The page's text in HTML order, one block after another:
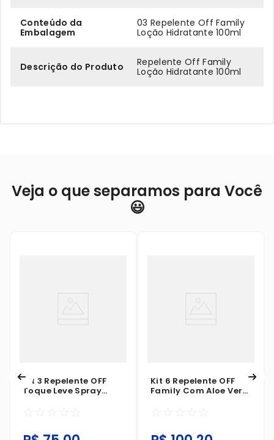
Conteúdo da
Embalagem
03 Repelente Off Family
Loção Hidratante 100ml
Descrição do Produto
Repelente Off Family
Loção Hidratante 100ml
Veja o que separamos para Você
😃
Kit 3 Repelente OFF
Toque Leve Spray
100ml
☆ ☆ ☆ ☆ ☆
Kit 6 Repelente OFF
Family Com Aloe Vera
☆ ☆ ☆ ☆ ☆